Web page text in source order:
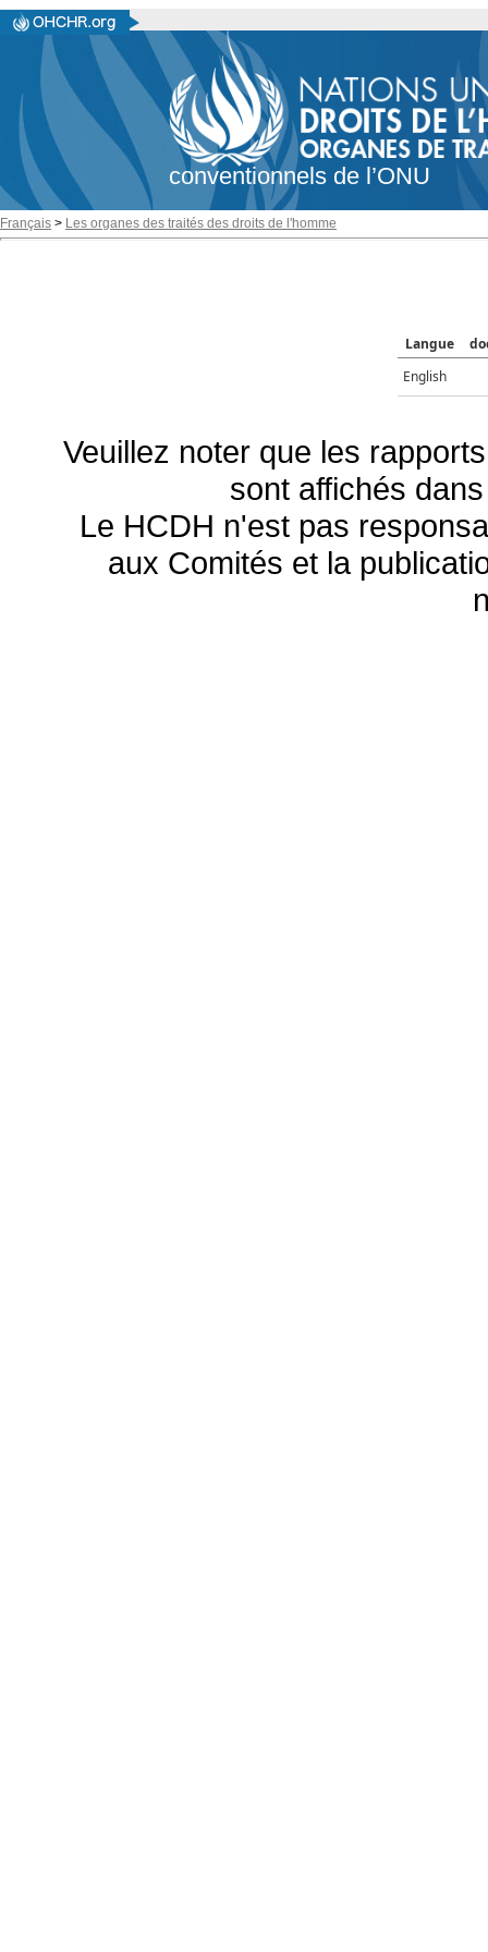
conventionnels de l’ONU
Français > Les organes des traités des droits de l'homme
Langue
English
Veuillez noter que les
sont affichés
Le HCDH n'est pas
aux Comités et la